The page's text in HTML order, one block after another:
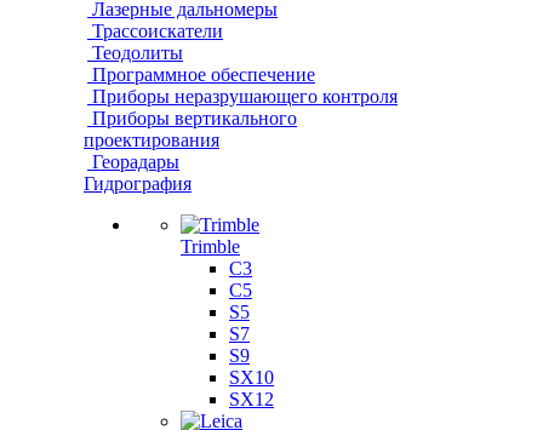
Лазерные дальномеры
Трассоискатели
Теодолиты
Программное обеспечение
Приборы неразрушающего контроля
Приборы вертикального
проектирования
Георадары
Гидрография
Trimble
C3
C5
S5
S7
S9
SX10
SX12